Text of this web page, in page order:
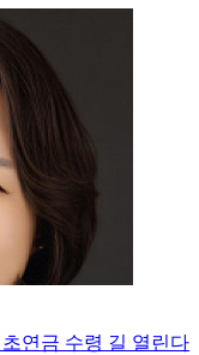
연금 수령 길 열린다